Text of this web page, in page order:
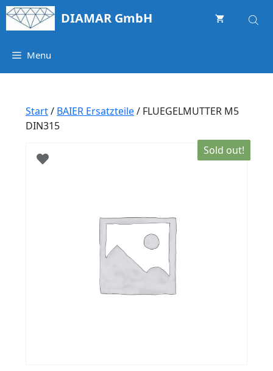
Springe
zum
DIAMAR GmbH
Menu
Start/ BAIER Ersatzteile/ FLUEGELMUTTER M5
DIN315
Sold out!